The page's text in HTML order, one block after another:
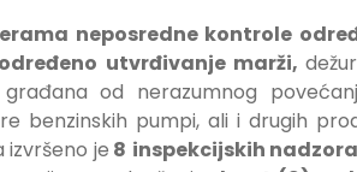
neposredne kontrole
utvrđivanje marži,
od nerazumnog
benzinskih pumpi, ali i drugih
izvršeno je 8 inspekcijskih